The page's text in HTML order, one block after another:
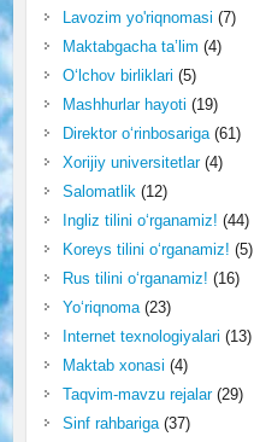
Lavozim yo'riqnomasi (7)
Maktabgacha ta’lim (4)
O‘lchov birliklari (5)
Mashhurlar hayoti (19)
Direktor o‘rinbosariga(61)
Xorijiy universitetlar(4)
Salomatlik(12)
Ingliz tilini o‘rganamiz! (44)
Koreys tilini o‘rganamiz! (5)
Rus tilini o‘rganamiz! (16)
Yo‘riqnoma(23)
Internet texnologiyalari (13)
Maktab xonasi (4)
Taqvim-mavzu rejalar(29)
Sinf rahbariga(37)